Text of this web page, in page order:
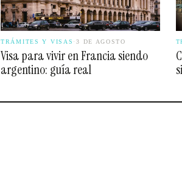
TRÁMITES Y VISAS ·3 DE AGOSTO
Visa para vivir en Francia siendo
argentino: guía real